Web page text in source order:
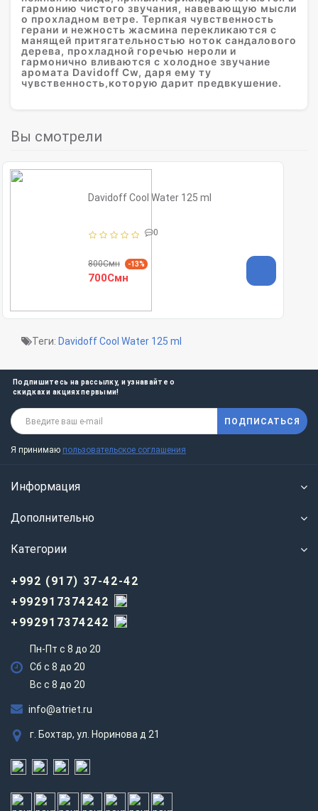
гармонию чистого звучания, навевающую мысли
о прохладном ветре. Терпкая чувственность
герани и нежность жасмина перекликаются с
манящей притягательностью ноток сандалового
дерева, прохладной горечью нероли и
гармонично вливаются с холодное звучание
аромата Davidoff Cw, даря ему ту
чувственность,которую дарит предвкушение.
Вы смотрели
Davidoff Cool Water 125 ml
0
800Смн -13%
700Смн
Теги: Davidoff Cool Water 125 ml
Подпишитесь на рассылку, и узнавайте о
скидках и акциях первыми!
ПОДПИСАТЬСЯ
Я принимаю пользовательское соглашения
Информация
Дополнительно
Категории
+992 (917) 37-42-42
+992917374242
+992917374242
Пн-Пт с 8 до 20
Сб с 8 до 20
Вс c 8 до 20
info@atriet.ru
г. Бохтар, ул. Норинова д 21